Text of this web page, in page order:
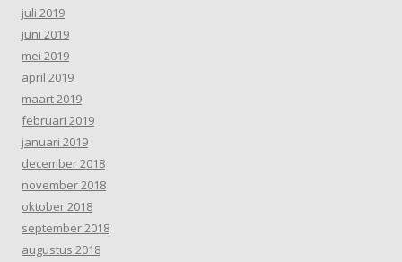
juli 2019
juni 2019
mei 2019
april 2019
maart 2019
februari 2019
januari 2019
december 2018
november 2018
oktober 2018
september 2018
augustus 2018